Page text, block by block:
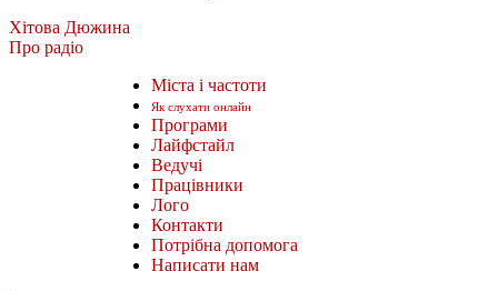
Хітова Дюжина
Про радіо
Міста і частоти
Як слухати онлайн
Програми
Лайфстайл
Ведучі
Працівники
Лого
Контакти
Потрібна допомога
Написати нам